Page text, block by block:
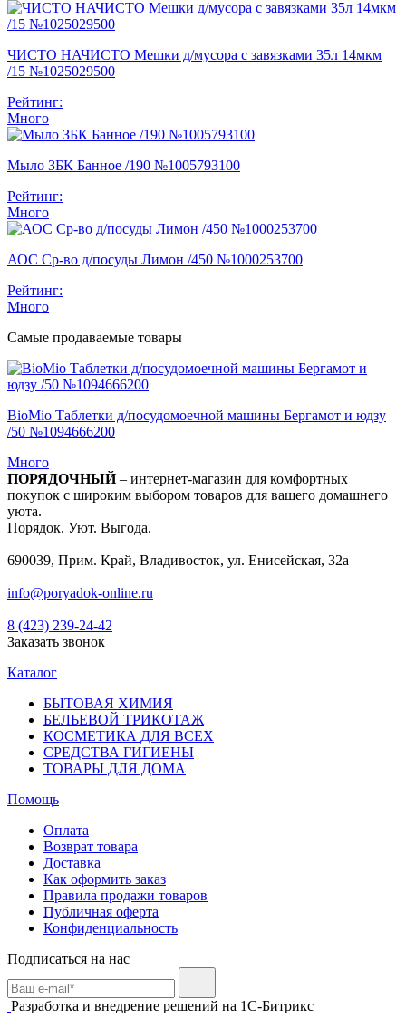
ЧИСТО НАЧИСТО Мешки д/мусора с завязками 35л 14мкм
/15 №1025029500
Рейтинг:
Много
Мыло ЗБК Банное /190 №1005793100
Рейтинг:
Много
АОС Ср-во д/посуды Лимон /450 №1000253700
Рейтинг:
Много
Самые продаваемые товары
BioMio Таблетки д/посудомоечной машины Бергамот и юдзу
/50 №1094666200
Много
ПОРЯДОЧНЫЙ– интернет-магазин для комфортных
покупок с широким выбором товаров для вашего домашнего
уюта.
Порядок. Уют. Выгода.
690039, Прим. Край, Владивосток, ул. Енисейская, 32а
info@poryadok-online.ru
8 (423) 239-24-42
Заказать звонок
Каталог
БЫТОВАЯ ХИМИЯ
БЕЛЬЕВОЙ ТРИКОТАЖ
КОСМЕТИКА ДЛЯ ВСЕХ
СРЕДСТВА ГИГИЕНЫ
ТОВАРЫ ДЛЯ ДОМА
Помощь
Оплата
Возврат товара
Доставка
Как оформить заказ
Правила продажи товаров
Публичная оферта
Конфиденциальность
Подписаться на нас
Разработка и внедрение решений на 1С-Битрикс